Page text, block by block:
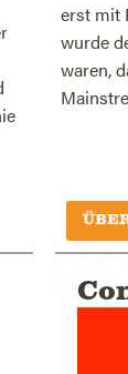
erst mit
wurde
waren,